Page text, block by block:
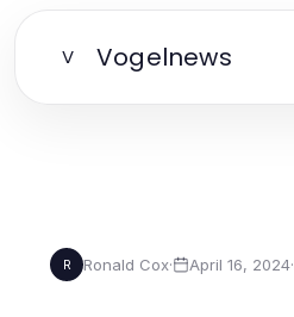
V Vogelnews
R Ronald Cox· April 16, 2024·